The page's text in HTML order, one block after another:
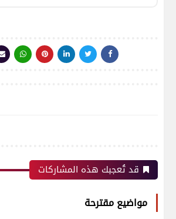
قد تُعجبك هذه المشاركات
مواضيع مقترحة